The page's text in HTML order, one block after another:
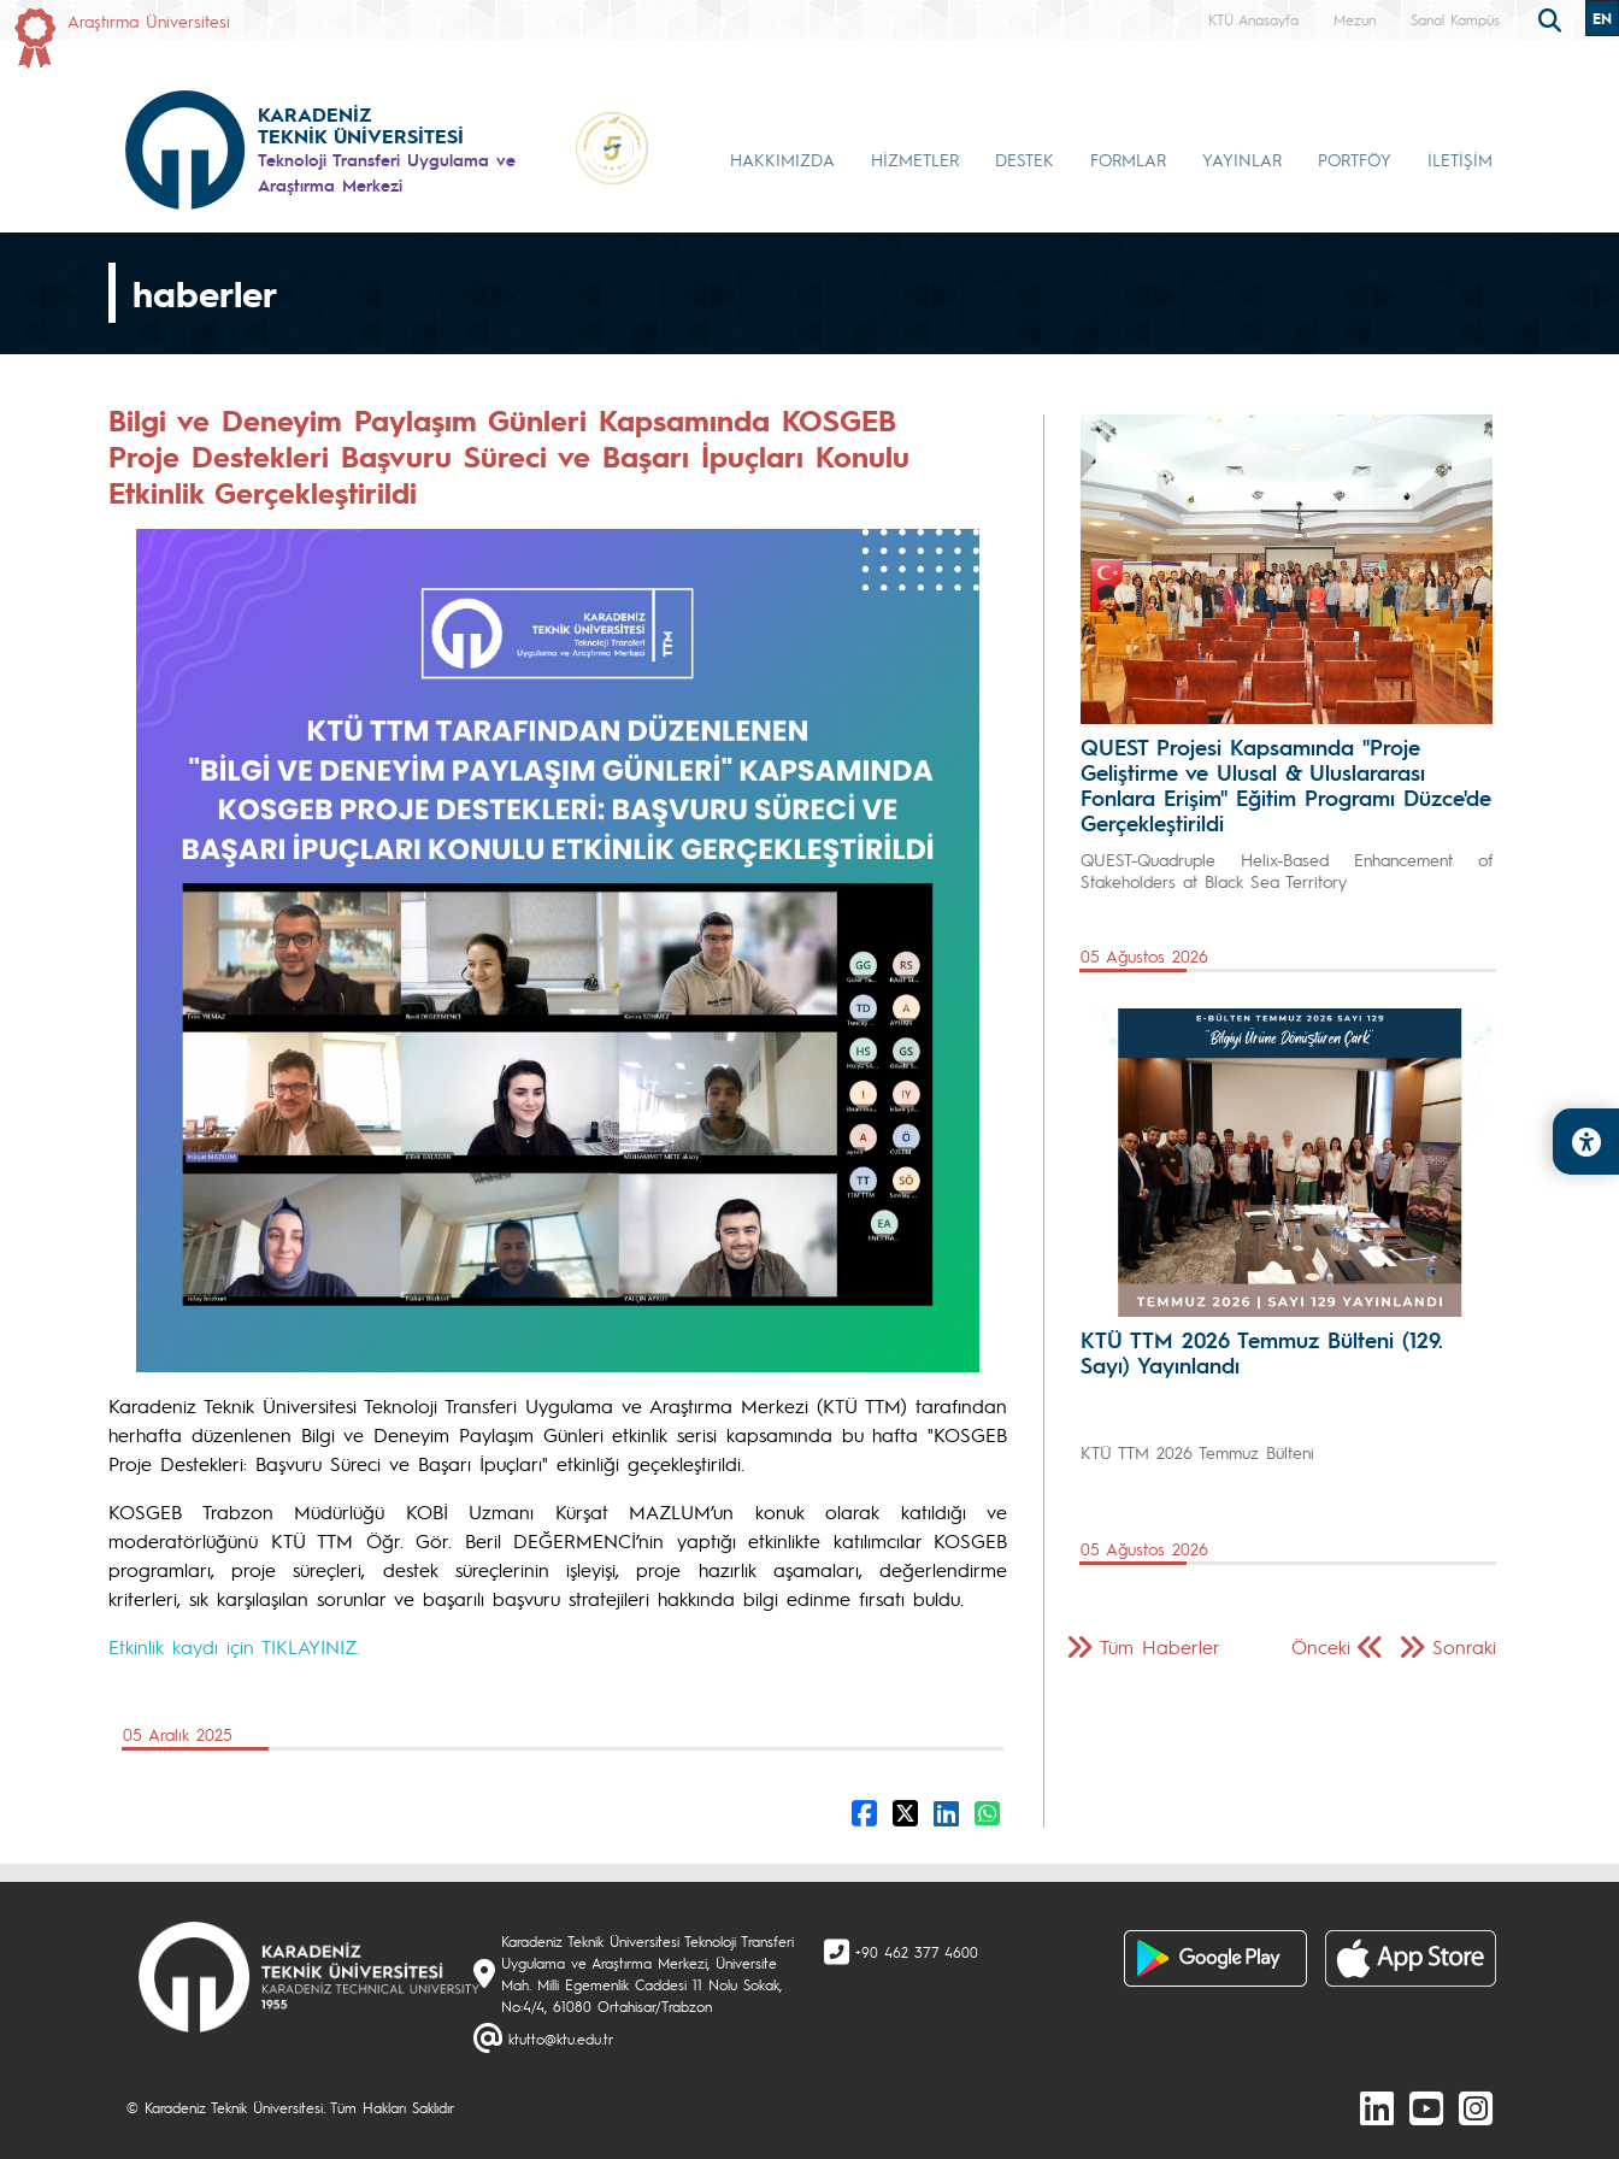
Araştırma Üniversitesi KTÜ Anasayfa Mezun Sanal Kampüs EN
KARADENİZ
TEKNİK ÜNİVERSİTESİ
Teknoloji Transferi Uygulama ve
Araştırma Merkezi
HAKKIMIZDA HİZMETLER DESTEK FORMLAR YAYINLAR PORTFÖY İLETİŞİM
haberler
Bilgi ve Deneyim Paylaşım Günleri Kapsamında KOSGEB
Proje Destekleri Başvuru Süreci ve Başarı İpuçları Konulu
Etkinlik Gerçekleştirildi
Karadeniz Teknik Üniversitesi Teknoloji Transferi Uygulama ve Araştırma Merkezi (KTÜ TTM) tarafından
herhafta düzenlenen Bilgi ve Deneyim Paylaşım Günleri etkinlik serisi kapsamında bu hafta "KOSGEB
Proje Destekleri: Başvuru Süreci ve Başarı İpuçları" etkinliği geçekleştirildi.
KOSGEB Trabzon Müdürlüğü KOBİ Uzmanı Kürşat MAZLUM’un konuk olarak katıldığı ve
moderatörlüğünü KTÜ TTM Öğr. Gör. Beril DEĞERMENCİ’nin yaptığı etkinlikte katılımcılar KOSGEB
programları, proje süreçleri, destek süreçlerinin işleyişi, proje hazırlık aşamaları, değerlendirme
kriterleri, sık karşılaşılan sorunlar ve başarılı başvuru stratejileri hakkında bilgi edinme fırsatı buldu.
Etkinlik kaydı için TIKLAYINIZ.
05 Aralık 2025
QUEST Projesi Kapsamında "Proje
Geliştirme ve Ulusal & Uluslararası
Fonlara Erişim" Eğitim Programı Düzce'de
Gerçekleştirildi
QUEST-Quadruple Helix-Based Enhancement of
Stakeholders at Black Sea Territory
05 Ağustos 2026
KTÜ TTM 2026 Temmuz Bülteni (129.
Sayı) Yayınlandı
KTÜ TTM 2026 Temmuz Bülteni
05 Ağustos 2026
Önceki Sonraki
Tüm Haberler
Karadeniz Teknik Üniversitesi Teknoloji Transferi
Uygulama ve Araştırma Merkezi, Üniversite
Mah. Milli Egemenlik Caddesi 11 Nolu Sokak,
No:4/4, 61080 Ortahisar/Trabzon
ktutto@ktu.edu.tr
+90 462 377 4600
© Karadeniz Teknik Üniversitesi. Tüm Hakları Saklıdır